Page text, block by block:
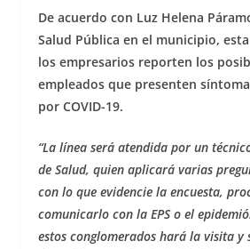
De acuerdo con Luz Helena
Salud Pública en el municipio,
los empresarios reporten los
empleados que presenten
por COVID-19.
“La línea será atendida por un
de Salud, quien aplicará varias
con lo que evidencie la encuesta,
comunicarlo con la EPS o el
estos conglomerados hará la visita y